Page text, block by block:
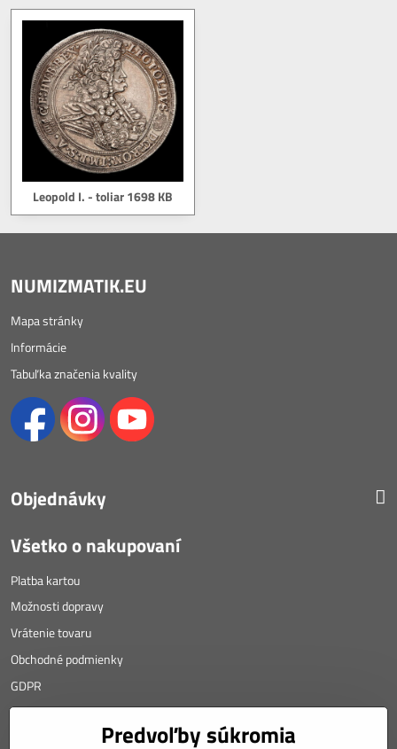
Leopold I. - toliar 1698 KB
NUMIZMATIK.EU
Mapa stránky
Informácie
Tabuľka značenia kvality
Objednávky
Všetko o nakupovaní
Platba kartou
Možnosti dopravy
Vrátenie tovaru
Obchodné podmienky
GDPR
Predvoľby súkromia